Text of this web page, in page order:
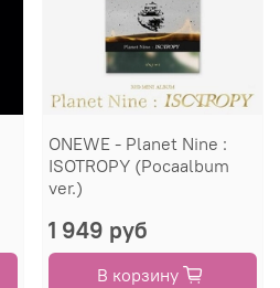
ONEWE - Planet Nine :
ISOTROPY (Pocaalbum
ver.)
1 949 руб
В корзину